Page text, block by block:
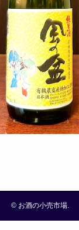
©お酒の小売市場.